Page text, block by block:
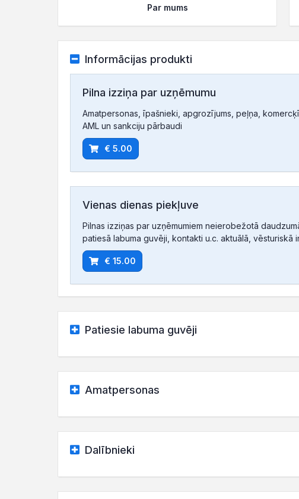
Par mums
Informācijas produkti
Pilna izziņa par uzņēmumu
Amatpersonas, īpašnieki, apgrozījums, peļņa,
AML un sankciju pārbaudi
€ 5.00
Vienas dienas piekļuve
Pilnas izziņas par uzņēmumiem neierobežotā
patiesā labuma guvēji, kontakti u.c. aktuālā,
€ 15.00
Patiesie labuma guvēji
Amatpersonas
Dalībnieki